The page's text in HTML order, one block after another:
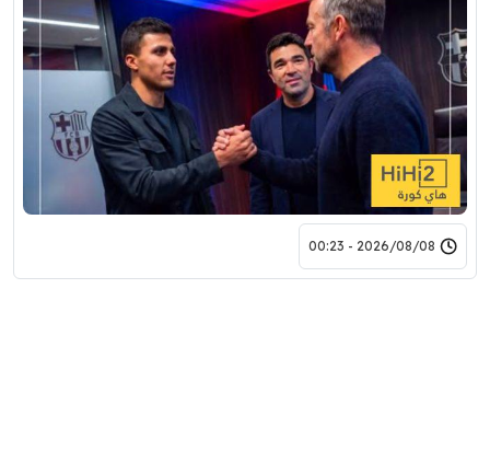
2026/08/08 - 00:23